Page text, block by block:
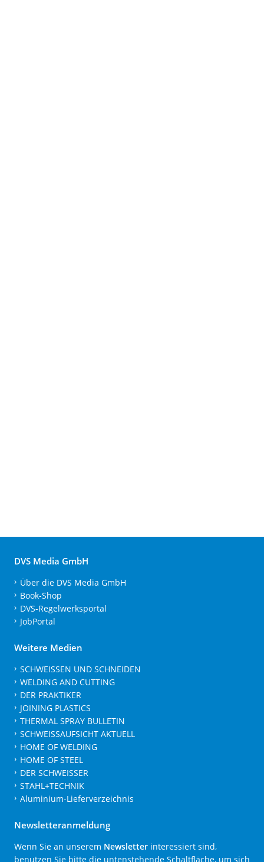
DVS Media GmbH
Über die DVS Media GmbH
Book-Shop
DVS-Regelwerksportal
JobPortal
Weitere Medien
SCHWEISSEN UND SCHNEIDEN
WELDING AND CUTTING
DER PRAKTIKER
JOINING PLASTICS
THERMAL SPRAY BULLETIN
SCHWEISSAUFSICHT AKTUELL
HOME OF WELDING
HOME OF STEEL
DER SCHWEISSER
STAHL+TECHNIK
Aluminium-Lieferverzeichnis
Newsletteranmeldung
Wenn Sie an unserem Newsletter interessiert sind,
benutzen Sie bitte die untenstehende Schaltfläche, um sich